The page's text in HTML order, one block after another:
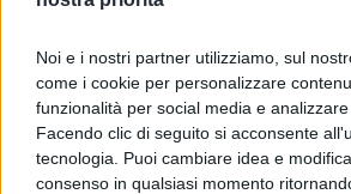
Noi e i nostri partner utilizziamo, sul
come i cookie per personalizzare
funzionalità per social media e
Facendo clic di seguito si acconsente
tecnologia. Puoi cambiare idea e
consenso in qualsiasi momento
era l’inevitabile svolgersi degli
Con la creazione di profili
per i brandi produttori hanno
direttamente ai consumatori